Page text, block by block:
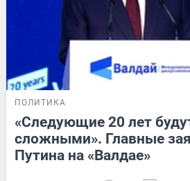
ПОЛИТИКА
«Следующие 20 лет
сложными». Главные
Путина на «Валдае»